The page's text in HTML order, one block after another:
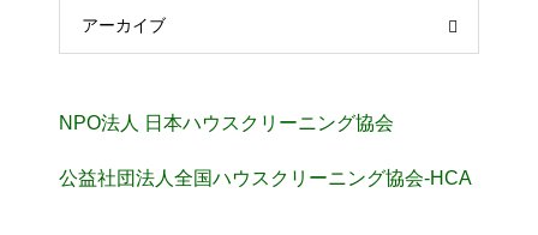
アーカイブ
NPO法人 日本ハウスクリーニング協会
公益社団法人全国ハウスクリーニング協会-HCA